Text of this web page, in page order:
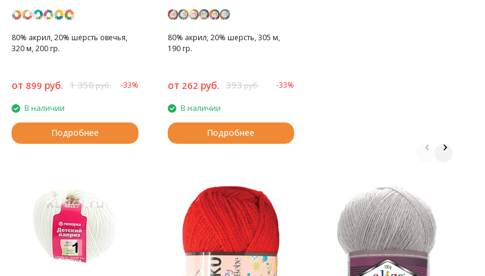
80% акрил, 20% шерсть овечья,
320 м, 200 гр.
от 899 руб. 1 350руб. -33%
В наличии
Подробнее
80% акрил, 20% шерсть, 305 м,
190 гр.
от 262 руб. 393руб. -33%
В наличии
Подробнее